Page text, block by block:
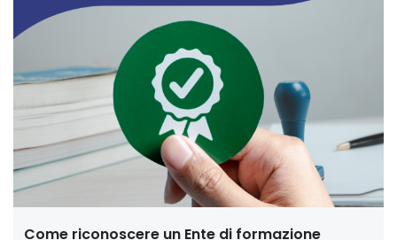
Come riconoscere un Ente di formazione